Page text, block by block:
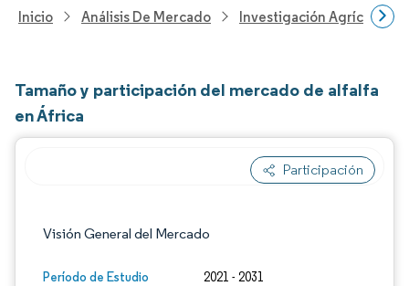
Inicio Análisis De Mercado Investigación Agrícola
Tamaño y participación del mercado de alfalfa
en África
Participación
Visión General del Mercado
Período de Estudio 2021 - 2031